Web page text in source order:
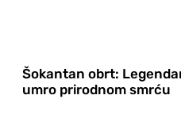
Šokantan obrt:
umro prirodnom smrću